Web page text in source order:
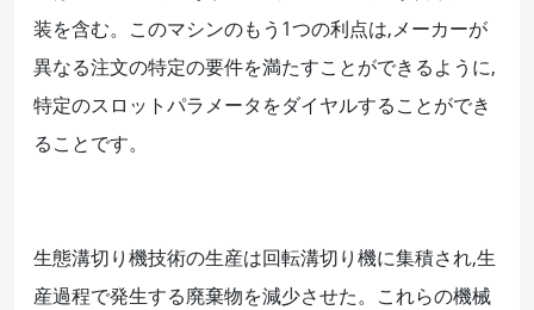
装を含む。このマシンのもう1つの利点は,メーカーが
異なる注文の特定の要件を満たすことができるように,
特定のスロットパラメータをダイヤルすることができ
ることです。
生態溝切り機技術の生産は回転溝切り機に集積され,生
産過程で発生する廃棄物を減少させた。これらの機械